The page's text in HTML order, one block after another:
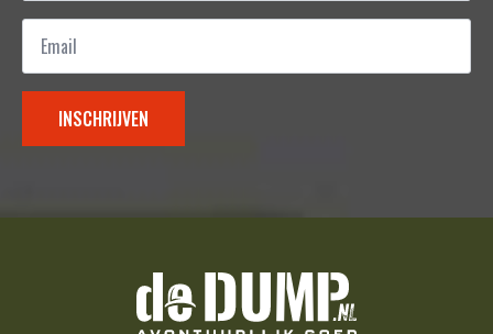
Email
INSCHRIJVEN